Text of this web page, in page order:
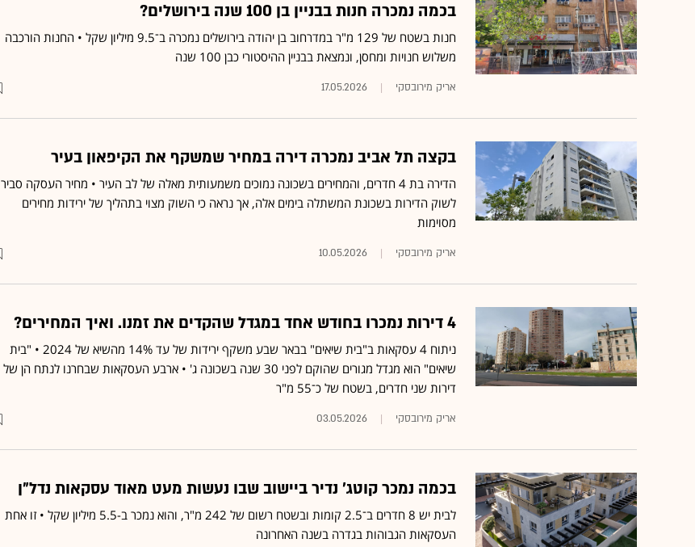
בכמה נמכרה חנות בבניין בן 100 שנה בירושלים?
חנות בשטח של 129 מ"ר במדרחוב בן יהודה בירושלים נמכרה ב־9.5 מיליון שקל • החנות הורכבה
משלוש חנויות ומחסן, ונמצאת בבניין ההיסטורי כבן 100 שנה
אריק מירובסקי 17.05.2026
בקצה תל אביב נמכרה דירה במחיר שמשקף את הקיפאון בעיר
הדירה בת 4 חדרים, והמחירים בשכונה נמוכים משמעותית מאלה של לב העיר • מחיר העסקה סביר
לשוק הדירות בשכונת המשתלה בימים אלה, אך נראה כי השוק מצוי בתהליך של ירידות מחירים
מסוימות
אריק מירובסקי 10.05.2026
4 דירות נמכרו בחודש אחד במגדל שהקדים את זמנו. ואיך המחירים?
ניתוח 4 עסקאות ב"בית שיאים" בבאר שבע משקף ירידות של עד 14% מהשיא של 2024 • "בית
שיאים" הוא מגדל מגורים שהוקם לפני 30 שנה בשכונה ג' • ארבע העסקאות שבחרנו לנתח הן של
דירות שני חדרים, בשטח של כ־55 מ"ר
אריק מירובסקי 03.05.2026
בכמה נמכר קוטג׳ נדיר ביישוב שבו נעשות מעט מאוד עסקאות נדל״ן
לבית יש 8 חדרים ב־2.5 קומות ובשטח רשום של 242 מ"ר, והוא נמכר ב-5.5 מיליון שקל • זו אחת
העסקאות הגבוהות בגדרה בשנה האחרונה